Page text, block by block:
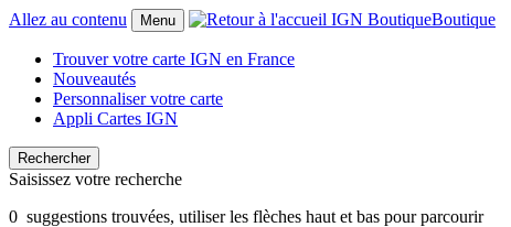
Allez au contenu Menu Boutique
Trouver votre carte IGN en France
Nouveautés
Personnaliser votre carte
Appli Cartes IGN
Rechercher
Saisissez votre recherche
0 suggestions trouvées, utiliser les flèches haut et bas pour parcourir